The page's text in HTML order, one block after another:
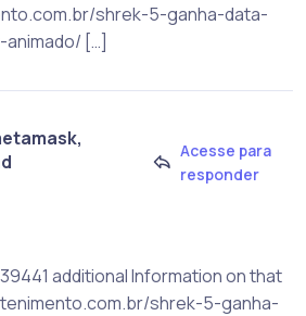
shrek-5-ganha-data-
[…]
Acesse para
responder
additional Information on that
shrek-5-ganha-